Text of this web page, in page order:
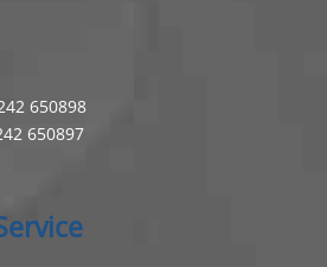
650898
650897